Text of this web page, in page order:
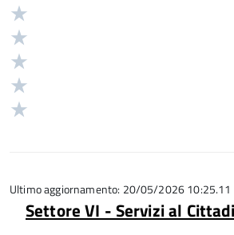
Valutazione
5
Ultimo aggiornamento: 20/05/2026 10:25.11
Settore VI - Servizi al